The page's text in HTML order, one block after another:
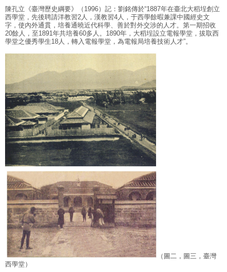
陳孔立《臺灣歷史綱要》（1996）記：劉銘傳於“1887年在臺北大稻埕創立
西學堂，先後聘請洋教習2人，漢教習4人，于西學餘暇兼課中國經史文
字，使內外通貫，培養通曉近代科學、善於對外交涉的人才。第一期招收
20餘人，至1891年共培養60多人。1890年，大稻埕設立電報學堂，拔取西
學堂之優秀學生18人，轉入電報學堂，為電報局培養技術人才”。
（圖二，圖三，臺灣
西學堂）